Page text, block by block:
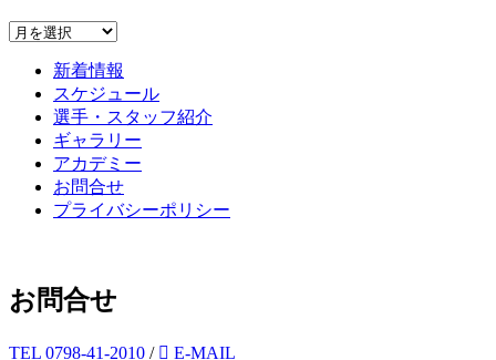
新着情報
スケジュール
選手・スタッフ紹介
ギャラリー
アカデミー
お問合せ
プライバシーポリシー
お問合せ
TEL 0798-41-2010 / E-MAIL